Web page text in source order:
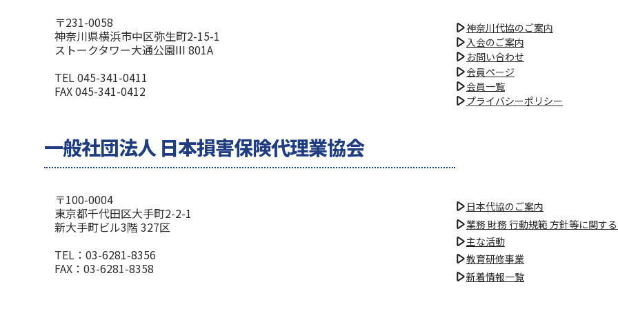
〒231-0058
神奈川県横浜市中区弥生町2-15-1
ストークタワー大通公園III 801A
TEL 045-341-0411
FAX 045-341-0412
神奈川代協のご案内
入会のご案内
お問い合わせ
会員ページ
会員一覧
プライバシーポリシー
一般社団法人 日本損害保険代理業協会
〒100-0004
東京都千代田区大手町2-2-1
新大手町ビル3階 327区
TEL：03-6281-8356
FAX：03-6281-8358
日本代協のご案内
業務 財務 行動規範 方針等に関す
主な活動
教育研修事業
新着情報一覧